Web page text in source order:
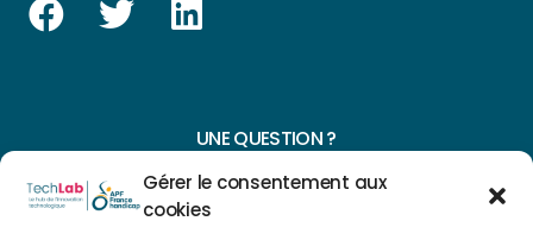
Gérer le consentement aux
cookies
UNE QUESTION ?
CONTACTEZ-NOUS